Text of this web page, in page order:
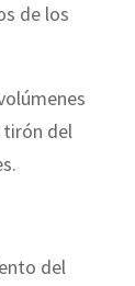
de los
tirón del
del